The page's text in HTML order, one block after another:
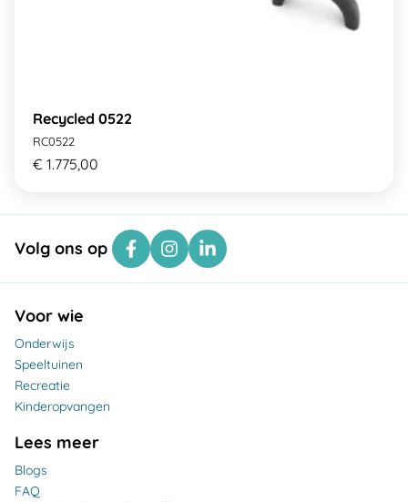
Recycled 0522
RC0522
€ 1.775,00
Volg ons op
Voor wie
Onderwijs
Speeltuinen
Recreatie
Kinderopvangen
Lees meer
Blogs
FAQ